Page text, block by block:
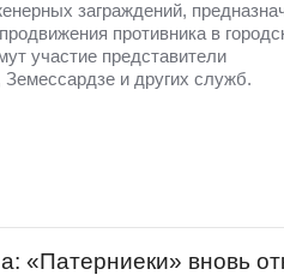
заграждений,
противника в
участие представители
и других служб.
«Патерниеки» вновь